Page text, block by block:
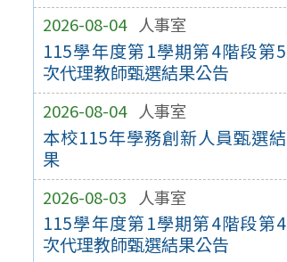
2026-08-04 人事室
115學年度第1學期第4階段第5
次代理教師甄選結果公告
2026-08-04 人事室
本校115年學務創新人員甄選結
果
2026-08-03 人事室
115學年度第1學期第4階段第4
次代理教師甄選結果公告